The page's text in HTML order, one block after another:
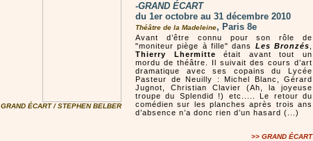
GRAND ÉCART / STEPHEN BELBER
-GRAND ÉCART
du 1er octobre au 31 décembre 2010
Théâtre de la Madeleine, Paris 8e
Avant d’être connu pour son rôle de
"moniteur piège à fille" dans Les Bronzés
Thierry Lhermitte était avant tout un
mordu de théâtre. Il suivait des cours d’art
dramatique avec ses copains du Lycée
Pasteur de Neuilly : Michel Blanc, Gérard
Jugnot, Christian Clavier (Ah, la joyeuse
troupe du Splendid !) etc..... Le retour du
comédien sur les planches après trois ans
d’absence n’a donc rien d’un hasard (...)
>> GRAND ÉCART